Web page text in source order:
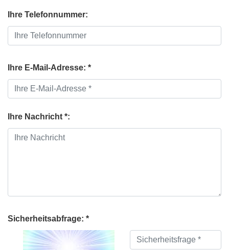
Ihre Telefonnummer:
Ihre E-Mail-Adresse: *
Ihre Nachricht *:
Sicherheitsabfrage: *